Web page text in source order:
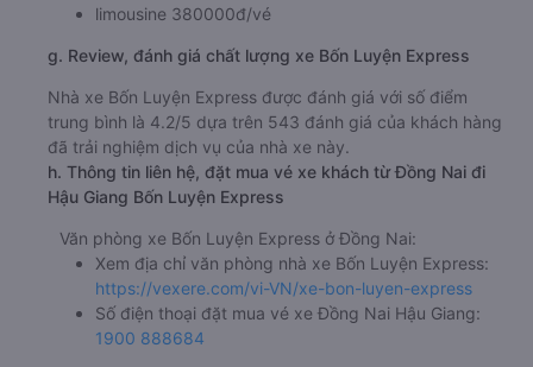
limousine 380000đ/vé
g. Review, đánh giá chất lượng xe Bốn Luyện Express
Nhà xe Bốn Luyện Express được đánh giá với số điểm
trung bình là 4.2/5 dựa trên 543 đánh giá của khách hàng
đã trải nghiệm dịch vụ của nhà xe này.
h. Thông tin liên hệ, đặt mua vé xe khách từ Đồng Nai đi
Hậu Giang Bốn Luyện Express
Văn phòng xe Bốn Luyện Express ở Đồng Nai:
Xem địa chỉ văn phòng nhà xe Bốn Luyện Express:
https://vexere.com/vi-VN/xe-bon-luyen-express
Số điện thoại đặt mua vé xe Đồng Nai Hậu Giang:
1900 888684